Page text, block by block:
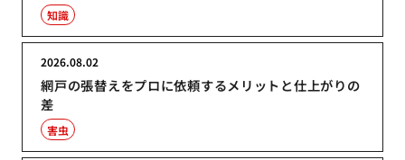
知識
網戸の張替えをプロに依頼するメリットと仕上がりの
差
2026.08.02
害虫